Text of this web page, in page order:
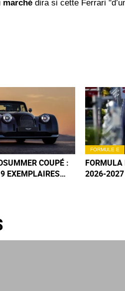
marché dira si cette Ferrari
COUPÉ :
EXEMPLAIRES
FORMULE E
FORMULA
2026-2027